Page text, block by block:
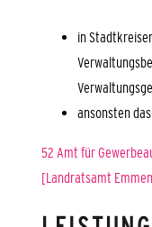
in
ansonsten
52 Amt für
[Landratsamt